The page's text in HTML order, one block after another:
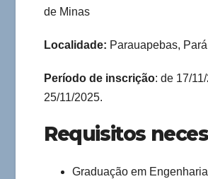
de Minas
Localidade: Parauapebas,
Período de inscrição: de 17/
25/11/2025.
Requisitos
Graduação em